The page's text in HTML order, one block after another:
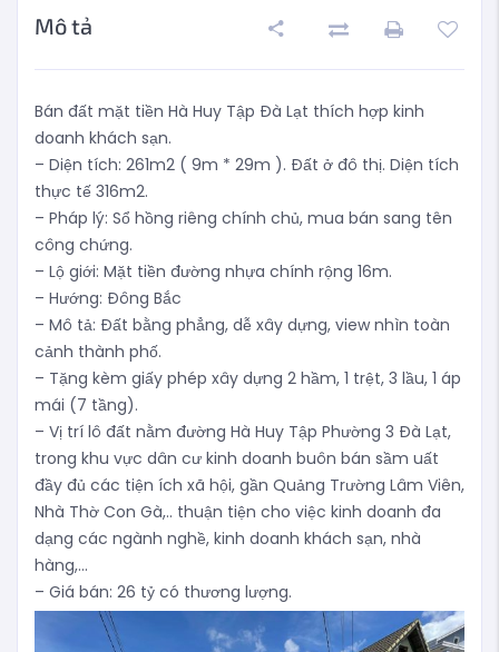
Mô tả
Bán đất mặt tiền Hà Huy Tập Đà Lạt thích hợp kinh
doanh khách sạn.
– Diện tích: 261m2 ( 9m * 29m ). Đất ở đô thị. Diện tích
thực tế 316m2.
– Pháp lý: Sổ hồng riêng chính chủ, mua bán sang tên
công chứng.
– Lộ giới: Mặt tiền đường nhựa chính rộng 16m.
– Hướng: Đông Bắc
– Mô tả: Đất bằng phẳng, dễ xây dựng, view nhìn toàn
cảnh thành phố.
– Tặng kèm giấy phép xây dựng 2 hầm, 1 trệt, 3 lầu, 1 áp
mái (7 tầng).
– Vị trí lô đất nằm đường Hà Huy Tập Phường 3 Đà Lạt,
trong khu vực dân cư kinh doanh buôn bán sầm uất
đầy đủ các tiện ích xã hội, gần Quảng Trường Lâm Viên,
Nhà Thờ Con Gà,.. thuận tiện cho việc kinh doanh đa
dạng các ngành nghề, kinh doanh khách sạn, nhà
hàng,…
– Giá bán: 26 tỷ có thương lượng.